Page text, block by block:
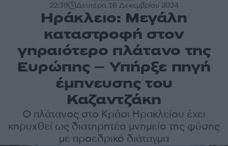
22:39 Δευτέρα 16 Δεκεμβρίου 2024
Ηράκλειο: Μεγάλη
καταστροφή στον
γηραιότερο πλάτανο της
Ευρώπης – Υπήρξε πηγή
έμπνευσης του
Καζαντζάκη
Ο πλάτανος στο Κράσι Ηρακλείου έχει
κηρυχθεί ως διατηρητέο μνημείο της φύσης
με προεδρικό διάταγμα